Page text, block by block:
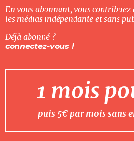
En vous abonnant, vous
les médias indépendante et sans
Déjà abonné ?
connectez-vous !
1 mois
puis 5€ par mois sans